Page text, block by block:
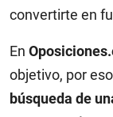
convertirte en
En
objetivo, por
búsqueda de